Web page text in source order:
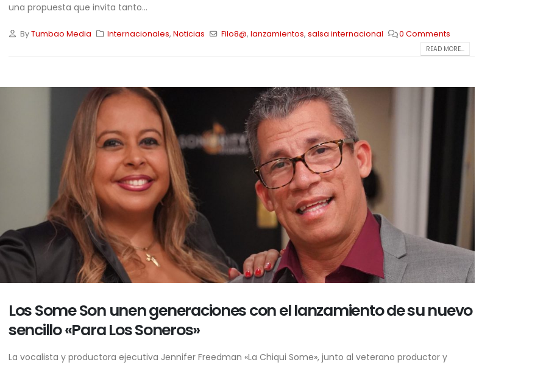
una propuesta que invita tanto...
ByTumbao Media Internacionales,Noticias Filo8@, lanzamientos, salsa internacional 0 Comments
READ MORE...
Los Some Son unen generaciones con el lanzamiento de su nuevo
sencillo «Para Los Soneros»
La vocalista y productora ejecutiva Jennifer Freedman «La Chiqui Some», junto al veterano productor y